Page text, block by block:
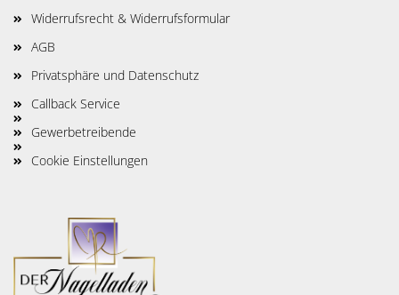
Widerrufsrecht & Widerrufsformular
AGB
Privatsphäre und Datenschutz
Callback Service
Gewerbetreibende
Cookie Einstellungen